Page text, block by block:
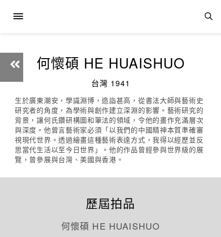
何懷碩 HE HUAISHUO
台灣 1941
生於廣東潮安，學識淵博，造詣甚高，從書法大師與藝術史
研究者的角度，為學術與創作建立深淵的影響。藝術研究的
背景，讓何氏鑽研構圖和筆法的領域，令他的畫作充滿層次
與深度。他曾言藝術家必須「以我們的中國精神本質準確審
視現代世界。透過繪畫這種藝術表達方式，我得以經歷並反
思當代生活以至今日世界」。他的作品曾經參與世界級的展
覽，曾參展與台灣、美國與香港。
歷屆拍品
何懷碩 HE HUAISHUO